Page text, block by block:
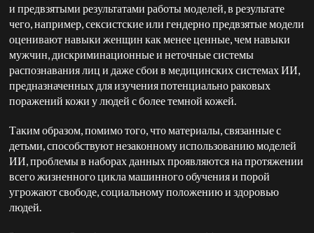
и предвзятыми результатами работы моделей, в результате
чего, например, сексистские или гендерно предвзятые модели
оценивают навыки женщин как менее ценные, чем навыки
мужчин, дискриминационные и неточные системы
распознавания лиц и даже сбои в медицинских системах ИИ,
предназначенных для изучения потенциально раковых
поражений кожи у людей с более темной кожей.
Таким образом, помимо того, что материалы, связанные с
детьми, способствуют незаконному использованию моделей
ИИ, проблемы в наборах данных проявляются на протяжении
всего жизненного цикла машинного обучения и порой
угрожают свободе, социальному положению и здоровью
людей.